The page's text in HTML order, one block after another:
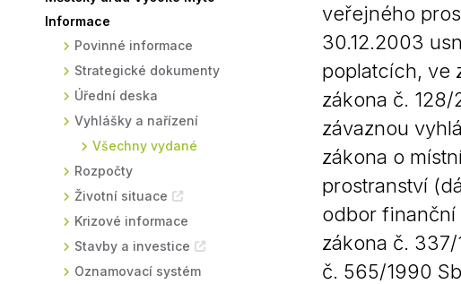
Sodomkovo Vysoké Mýto
Komise
Symboly města
Informace
Povinné informace
Strategické dokumenty
Úřední deska
Vyhlášky a nařízení
Všechny vydané
Rozpočty
Životní situace
Krizové informace
Stavby a investice
Oznamovací systém
veřejného
30.12.2003
poplatcích, ve
zákona č.
závaznou
zákona o
prostranství
odbor finanční
zákona č.
č. 565/1990